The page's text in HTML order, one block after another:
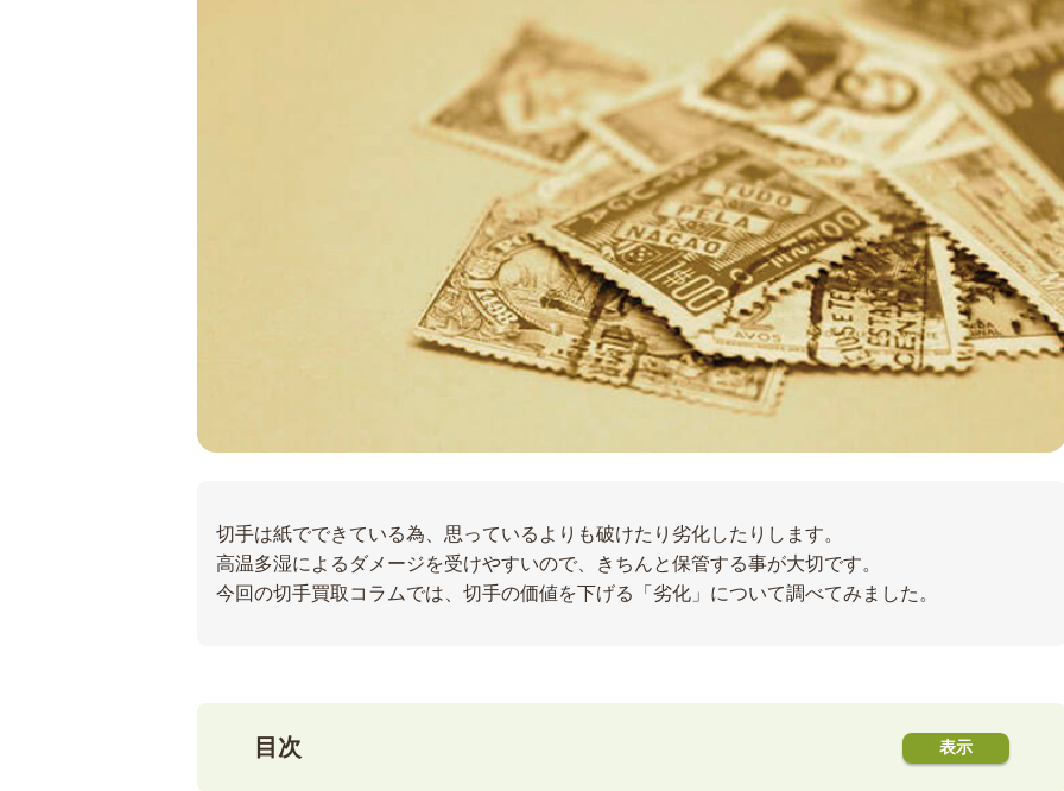
切手は紙でできている為、思っているよりも破けたり劣化したりします。
高温多湿によるダメージを受けやすいので、きちんと保管する事が大切です。
今回の切手買取コラムでは、切手の価値を下げる「劣化」について調べてみました。
目次